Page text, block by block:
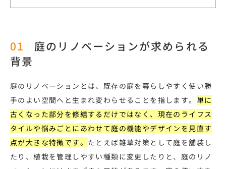
庭のリノベーションが求められる
背景
庭のリノベーションとは、既存の庭を暮らしやすく使い勝
手のよい空間へと生まれ変わらせることを指します。 単に
古くなった部分を修繕するだけではなく、現在のライフス
タイルや悩みごとにあわせて庭の機能やデザインを見直す
点が大きな特徴です。 たとえば雑草対策として庭を舗装し
たり、植栽を管理しやすい種類に変更したりと、庭のリノ